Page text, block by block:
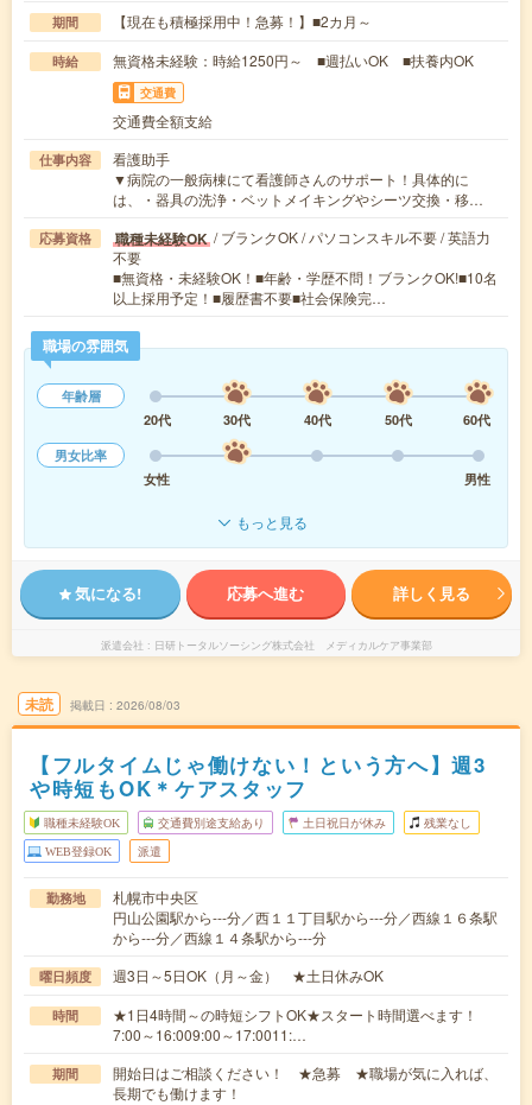
期間 【現在も積極採用中！急募！】■2カ月～
時給 無資格未経験：時給1250円～ ■週払いOK ■扶養内OK
交通費
交通費全額支給
仕事内容
看護助手
▼病院の一般病棟にて看護師さんのサポート！具体的に
は、・器具の洗浄・ベットメイキングやシーツ交換・移…
応募資格 職種未経験OK / ブランクOK / パソコンスキル不要 / 英語力
不要
■無資格・未経験OK！■年齢・学歴不問！ブランクOK!■10名
以上採用予定！■履歴書不要■社会保険完…
職場の雰囲気
年齢層
20代
30代 40代 50代
60代
男女比率
女性
男性
もっと見る
気になる! 応募へ進む 詳しく見る
派遣会社 日研トータルソーシング株式会社 メディカルケア事業部
未読 掲載日 2026/08/03
【フルタイムじゃ働けない！という方へ】週3
や時短もOK＊ケアスタッフ
職種未経験OK 交通費別途支給あり 土日祝日が休み 残業なし
WEB登録OK 派遣
勤務地
札幌市中央区
円山公園駅から---分／西１１丁目駅から---分／西線１６条駅
から---分／西線１４条駅から---分
曜日頻度 週3日～5日OK（月～金） ★土日休みOK
時間
★1日4時間～の時短シフトOK★スタート時間選べます！
7:00～16:009:00～17:0011:…
期間
開始日はご相談ください！ ★急募 ★職場が気に入れば、
長期でも働けます！